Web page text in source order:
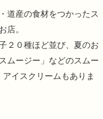
道産の食材をつかったス
店。
２０種ほど並び、夏のお
ムージー」などのスムー
イスクリームもありま